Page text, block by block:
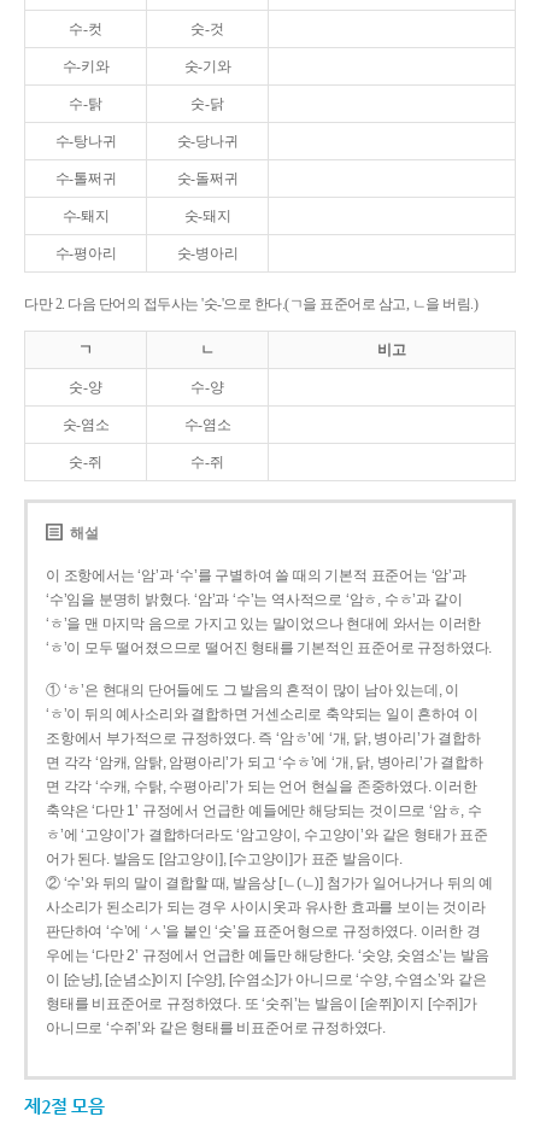
수-컷 숫-것
수-키와 숫-기와
수-탉 숫-닭
수-탕나귀 숫-당나귀
수-톨쩌귀 숫-돌쩌귀
수-퇘지 숫-돼지
수-평아리 숫-병아리
다만 2. 다음 단어의 접두사는 '숫-'으로 한다.(ㄱ을 표준어로 삼고, ㄴ을 버림.)
ㄱ ㄴ 비고
숫-양 수-양
숫-염소 수-염소
숫-쥐 수-쥐
해설
이 조항에서는 ‘암’과 ‘수’를 구별하여 쓸 때의 기본적 표준어는 ‘암’과
‘수’임을 분명히 밝혔다. ‘암’과 ‘수’는 역사적으로 ‘암ㅎ, 수ㅎ’과 같이
‘ㅎ’을 맨 마지막 음으로 가지고 있는 말이었으나 현대에 와서는 이러한
‘ㅎ’이 모두 떨어졌으므로 떨어진 형태를 기본적인 표준어로 규정하였다.
① ‘ㅎ’은 현대의 단어들에도 그 발음의 흔적이 많이 남아 있는데, 이
‘ㅎ’이 뒤의 예사소리와 결합하면 거센소리로 축약되는 일이 흔하여 이
조항에서 부가적으로 규정하였다. 즉 ‘암ㅎ’에 ‘개, 닭, 병아리’가 결합하
면 각각 ‘암캐, 암탉, 암평아리’가 되고 ‘수ㅎ’에 ‘개, 닭, 병아리’가 결합하
면 각각 ‘수캐, 수탉, 수평아리’가 되는 언어 현실을 존중하였다. 이러한
축약은 ‘다만 1’ 규정에서 언급한 예들에만 해당되는 것이므로 ‘암ㅎ, 수
ㅎ’에 ‘고양이’가 결합하더라도 ‘암고양이, 수고양이’와 같은 형태가 표준
어가 된다. 발음도 [암고양이], [수고양이]가 표준 발음이다.
② ‘수’와 뒤의 말이 결합할 때, 발음상 [ㄴ(ㄴ)] 첨가가 일어나거나 뒤의 예
사소리가 된소리가 되는 경우 사이시옷과 유사한 효과를 보이는 것이라
판단하여 ‘수’에 ‘ㅅ’을 붙인 ‘숫’을 표준어형으로 규정하였다. 이러한 경
우에는 ‘다만 2’ 규정에서 언급한 예들만 해당한다. ‘숫양, 숫염소’는 발음
이 [순냥], [순념소]이지 [수양], [수염소]가 아니므로 ‘수양, 수염소’와 같은
형태를 비표준어로 규정하였다. 또 ‘숫쥐’는 발음이 [숟쮜]이지 [수쥐]가
아니므로 ‘수쥐’와 같은 형태를 비표준어로 규정하였다.
제2절 모음